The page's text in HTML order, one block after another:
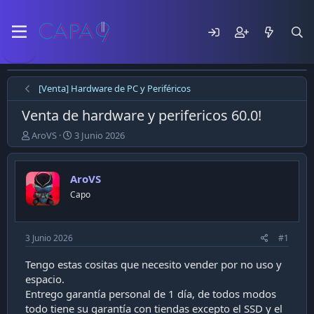
[Venta] Hardware de PC y Periféricos
Venta de hardware y perifericos 60.0!
E
m
p
e
z
ó
l
t
e
m
AroVS
F
e
c
a
d
p
b
l
a
c
3 Junio 2026
AroVS
Capo
3 Junio 2026 #1
Tengo estas cositas que necesito vender por no uso y
espacio.
Entrego garantía personal de 1 día, de todos modos
todo tiene su garantía con tiendas excepto el SSD y el